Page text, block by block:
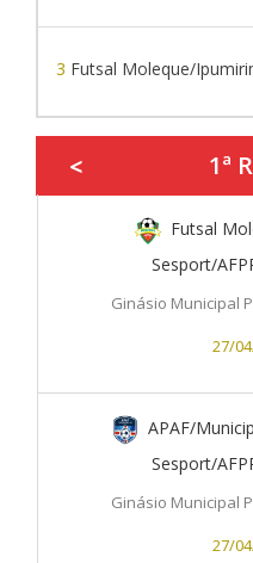
3 Futsal Moleque/
< 1ª
Futsal
Sesport/
Ginásio Municipal
27/
APAF/
Sesport/
Ginásio Municipal
27/